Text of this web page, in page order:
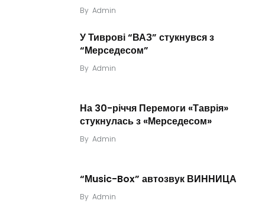
By Admin
У Тиврові “ВАЗ” стукнувся з
“Мерседесом”
By Admin
На 30-річчя Перемоги «Таврія»
стукнулась з «Мерседесом»
By Admin
“Мusic-Box” автозвук ВИННИЦА
By Admin